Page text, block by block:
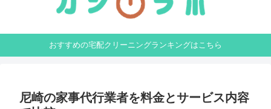
おすすめの宅配クリーニングランキングはこちら
尼崎の家事代行業者を料金とサービス内容